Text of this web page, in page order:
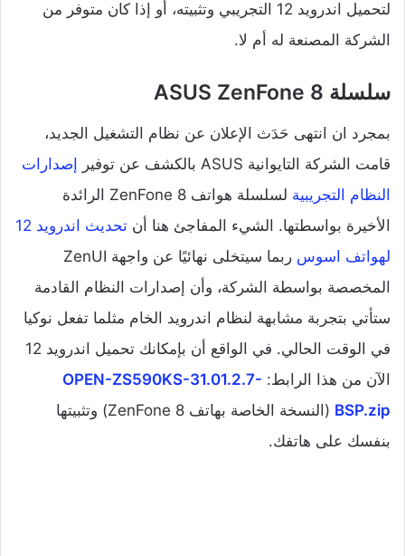
لتحميل اندرويد 12 التجريبي وتثبيته، أو إذا كان متوفر من
الشركة المصنعة له أم لا.
سلسلة ASUS ZenFone 8
بمجرد ان انتهى حَدَث الإعلان عن نظام التشغيل الجديد،
قامت الشركة التايوانية ASUS بالكشف عن توفير
إصدارات
النظام التجريبية
لسلسلة هواتف ZenFone 8 الرائدة
الأخيرة بواسطتها. الشيء المفاجئ هنا أن
تحديث اندرويد 12
لهواتف اسوس
ربما سيتخلى نهائيًا عن واجهة ZenUI
المخصصة بواسطة الشركة، وأن إصدارات النظام القادمة
ستأتي بتجربة مشابهة لنظام اندرويد الخام مثلما تفعل نوكيا
في الوقت الحالي. في الواقع أن بإمكانك تحميل اندرويد 12
الآن من هذا الرابط: OPEN-ZS590KS-31.01.2.7-
BSP.zip
(النسخة الخاصة بهاتف ZenFone 8) وتثبيتها
بنفسك على هاتفك.